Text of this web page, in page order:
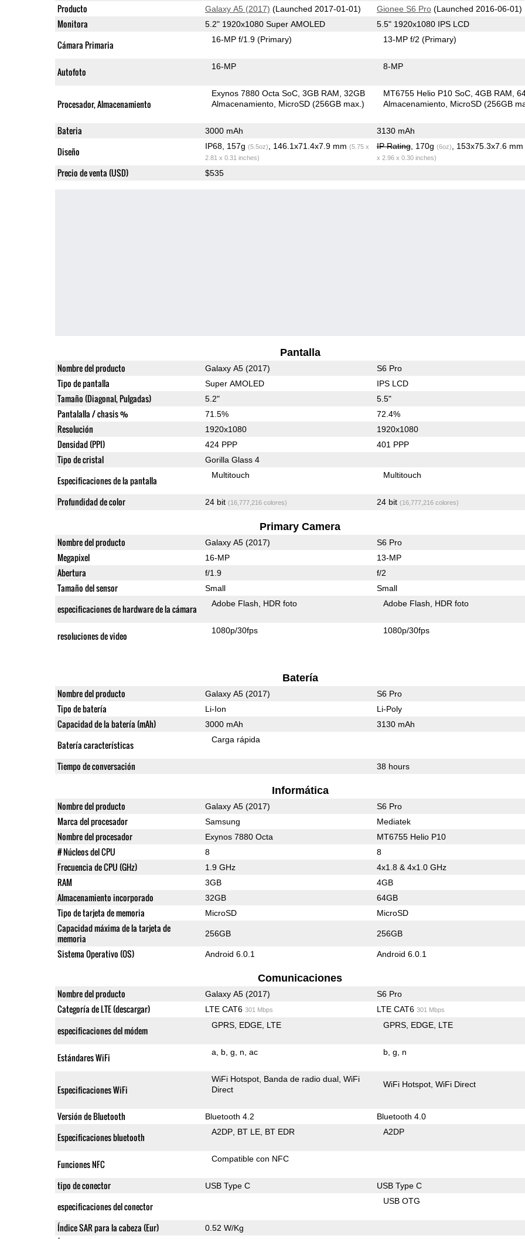
Producto Galaxy A5 (2017) (Launched 2017-01-01) Gionee S6 Pro(Launched 2016-06-01)
Monitora 5.2" 1920x1080 Super AMOLED 5.5" 1920x1080 IPS LCD
Cámara Primaria 16-MP f/1.9(Primary) 13-MP f/2(Primary)
Autofoto 16-MP 8-MP
Procesador, Almacenamiento
Exynos 7880 Octa SoC 3GB RAM 32GB
Almacenamiento MicroSD (256GB max.)
MT6755 Helio P10 SoC 4GB RAM
Almacenamiento MicroSD (256GB
Bateria 3000 mAh 3130 mAh
Diseño IP68, 157g (5.5oz) , 146.1x71.4x7.9 mm (5.75 x
2.81 x 0.31 inches)
IP Rating, 170g (6oz) , 153x75.3x7.6 mm
x 2.96 x 0.30 inches)
Precio de venta (USD) $535
Pantalla
Nombre del producto Galaxy A5 (2017) S6 Pro
Tipo de pantalla Super AMOLED IPS LCD
Tamaño (Diagonal, Pulgadas) 5.2" 5.5"
Pantalalla / chasis % 71.5% 72.4%
Resolución 1920x1080 1920x1080
Densidad (PPI) 424 PPP 401 PPP
Tipo de cristal Gorilla Glass 4
Especificaciones de la pantalla Multitouch Multitouch
Profundidad de color 24 bit (16,777,216 colores) 24 bit (16,777,216 colores)
Primary Camera
Nombre del producto Galaxy A5 (2017) S6 Pro
Megapixel 16-MP 13-MP
Abertura f/1.9 f/2
Tamaño del sensor Small Small
especificaciones de hardware de la cámara Adobe Flash HDR foto Adobe Flash HDR foto
resoluciones de video 1080p/30fps 1080p/30fps
Batería
Nombre del producto Galaxy A5 (2017) S6 Pro
Tipo de batería Li-Ion Li-Poly
Capacidad de la batería (mAh) 3000 mAh 3130 mAh
Batería características Carga rápida
Tiempo de conversación 38 hours
Informática
Nombre del producto Galaxy A5 (2017) S6 Pro
Marca del procesador Samsung Mediatek
Nombre del procesador Exynos 7880 Octa MT6755 Helio P10
# Núcleos del CPU 8 8
Frecuencia de CPU (GHz) 1.9 GHz 4x1.8 & 4x1.0 GHz
RAM 3GB 4GB
Almacenamiento incorporado 32GB 64GB
Tipo de tarjeta de memoria MicroSD MicroSD
Capacidad máxima de la tarjeta de
memoria
256GB 256GB
Sistema Operativo (OS) Android 6.0.1 Android 6.0.1
Comunicaciones
Nombre del producto Galaxy A5 (2017) S6 Pro
Categoría de LTE (descargar) LTE CAT6 301 Mbps LTE CAT6 301 Mbps
especificaciones del módem GPRS EDGE LTE GPRS EDGE LTE
Estándares WiFi a b g n ac b g n
Especificaciones WiFi
WiFi Hotspot Banda de radio dual WiFi
Direct
WiFi Hotspot WiFi Direct
Versión de Bluetooth Bluetooth 4.2 Bluetooth 4.0
Especificaciones bluetooth A2DP BT LE BT EDR A2DP
Funciones NFC Compatible con NFC
tipo de conector USB Type C USB Type C
especificaciones del conector USB OTG
Índice SAR para la cabeza (Eur) 0.52 W/Kg